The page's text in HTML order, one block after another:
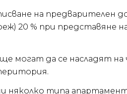
на предварителен
20 % при представяне
могат да се насладят на
няколко типа